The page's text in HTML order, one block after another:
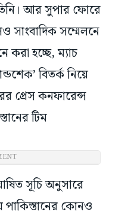
আর সুপার ফোরে
সাংবাদিক সম্মেলনে
করা হচ্ছে, ম্যাচ
বিতর্ক নিয়ে
প্রেস কনফারেন্স
টিম
সূচি অনুসারে
পাকিস্তানের কোনও